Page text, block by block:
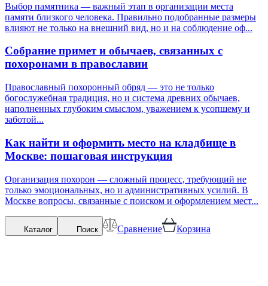
Выбор памятника — важный этап в организации места
памяти близкого человека. Правильно подобранные размеры
влияют не только на внешний вид, но и на соблюдение оф...
Собрание примет и обычаев, связанных с
похоронами в православии
Православный похоронный обряд — это не только
богослужебная традиция, но и система древних обычаев,
наполненных глубоким смыслом, уважением к усопшему и
заботой...
Как найти и оформить место на кладбище в
Москве: пошаговая инструкция
Организация похорон — сложный процесс, требующий не
только эмоциональных, но и административных усилий. В
Москве вопросы, связанные с поиском и оформлением мест...
Каталог Поиск Сравнение Корзина